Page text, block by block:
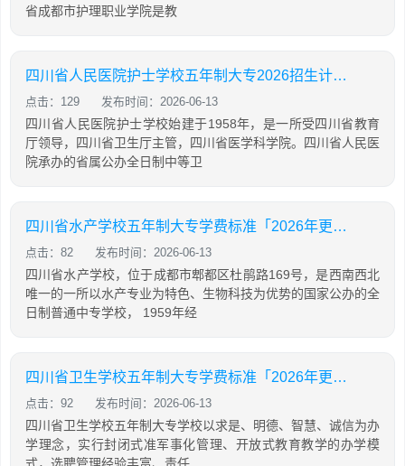
省成都市护理职业学院是教
四川省人民医院护士学校五年制大专2026招生计划「2026年更新」
点击：129 发布时间：2026-06-13
四川省人民医院护士学校始建于1958年，是一所受四川省教育
厅领导，四川省卫生厅主管，四川省医学科学院。四川省人民医
院承办的省属公办全日制中等卫
四川省水产学校五年制大专学费标准「2026年更新」
点击：82 发布时间：2026-06-13
四川省水产学校，位于成都市郫都区杜鹃路169号，是西南西北
唯一的一所以水产专业为特色、生物科技为优势的国家公办的全
日制普通中专学校， 1959年经
四川省卫生学校五年制大专学费标准「2026年更新」
点击：92 发布时间：2026-06-13
四川省卫生学校五年制大专学校以求是、明德、智慧、诚信为办
学理念，实行封闭式准军事化管理、开放式教育教学的办学模